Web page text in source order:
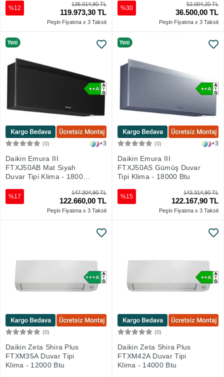
136.014,90 TL
119.973,30 TL
%12
Peşin Fiyatına x 3 Taksit
52.004,20 TL
36.500,00 TL
%30
Peşin Fiyatına x 3 Taksit
(0) +3
Daikin Emura III
FTXJ50AB Mat Siyah
Duvar Tipi Klima - 18000
147.304,90 TL
122.660,00 TL
%17
Peşin Fiyatına x 3 Taksit
(0) +3
Daikin Emura III
FTXJ50AS Gümüş Duvar
Tipi Klima - 18000 Btu
143.314,90 TL
122.167,90 TL
%15
Peşin Fiyatına x 3 Taksit
(0)
Daikin Zeta Shira Plus
FTXM35A Duvar Tipi
Klima - 12000 Btu
(0)
Daikin Zeta Shira Plus
FTXM42A Duvar Tipi
Klima - 14000 Btu